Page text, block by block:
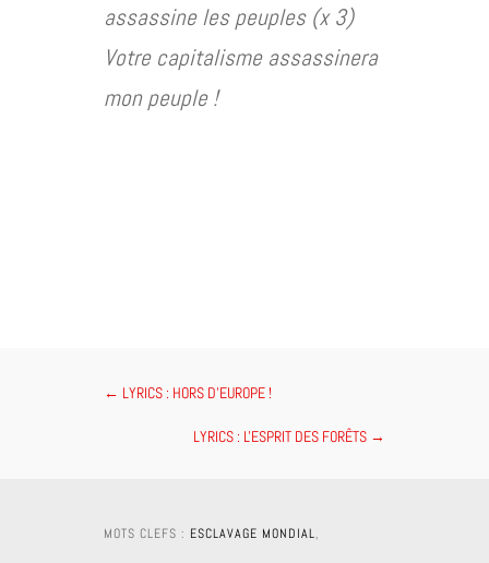
assassine les peuples (x 3)
Votre capitalisme assassinera
mon peuple !
← LYRICS : HORS D'EUROPE !
LYRICS : L'ESPRIT DES FORÊTS →
MOTS CLEFS : ESCLAVAGE MONDIAL,